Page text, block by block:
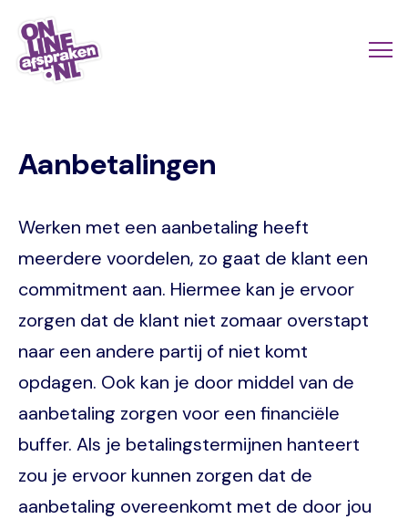
Naar
hoofdinhoud
Aanbetalingen
Werken met een aanbetaling heeft
meerdere voordelen, zo gaat de klant een
commitment aan. Hiermee kan je ervoor
zorgen dat de klant niet zomaar overstapt
naar een andere partij of niet komt
opdagen. Ook kan je door middel van de
aanbetaling zorgen voor een financiële
buffer. Als je betalingstermijnen hanteert
zou je ervoor kunnen zorgen dat de
aanbetaling overeenkomt met de door jou